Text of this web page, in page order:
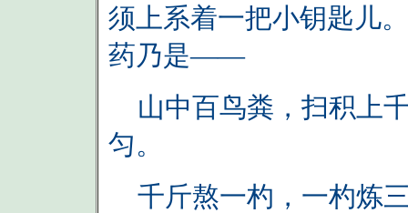
须上系着一把小钥匙儿
药乃是——
山中百鸟粪，扫积上
匀。
千斤熬一杓，一杓炼